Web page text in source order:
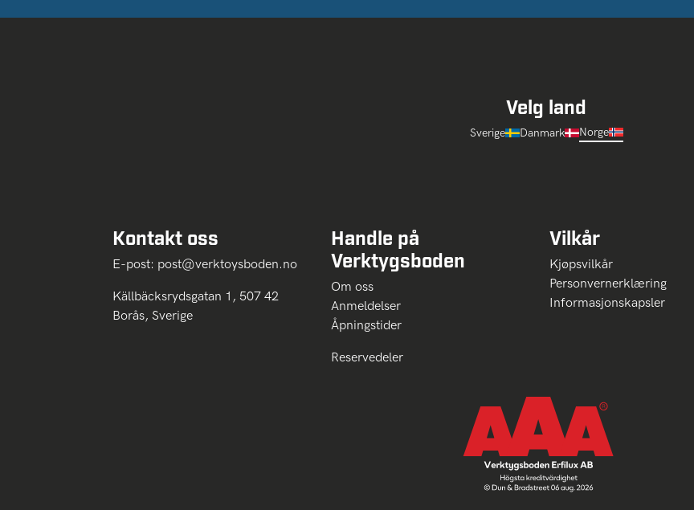
Velg land
Sverige Danmark Norge
Kontakt oss
E-post: post@verktoysboden.no
Källbäcksrydsgatan 1, 507 42
Borås, Sverige
Handle på
Verktygsboden
Om oss
Anmeldelser
Åpningstider
Reservedeler
Vilkår
Kjøpsvilkår
Personvernerklæring
Informasjonskapsler